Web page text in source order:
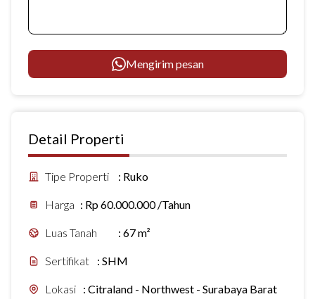
Mengirim pesan
Detail Properti
Tipe Properti : Ruko
Harga : Rp 60.000.000 /Tahun
Luas Tanah : 67 m²
Sertifikat : SHM
Lokasi : Citraland - Northwest - Surabaya Barat